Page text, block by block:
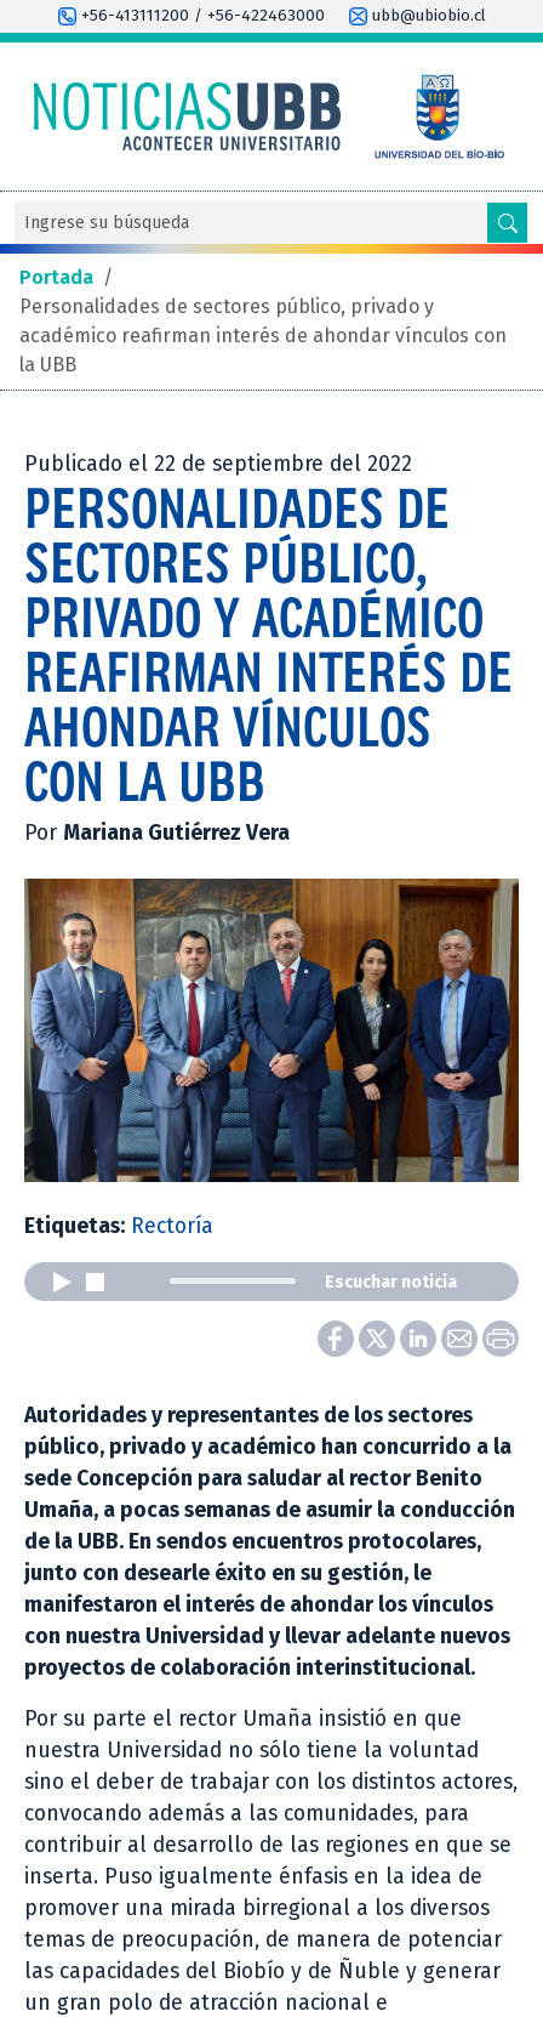
+56-413111200 / +56-422463000 ubb@ubiobio.cl
Portada /
Personalidades de sectores público, privado y
académico reafirman interés de ahondar vínculos con
la UBB
Publicado el 22 de septiembre del 2022
PERSONALIDADES DE
SECTORES PÚBLICO,
PRIVADO Y ACADÉMICO
REAFIRMAN INTERÉS DE
AHONDAR VÍNCULOS
CON LA UBB
Por Mariana Gutiérrez Vera
Etiquetas: Rectoría
Escuchar noticia
Autoridades y representantes de los sectores
público, privado y académico han concurrido a la
sede Concepción para saludar al rector Benito
Umaña, a pocas semanas de asumir la conducción
de la UBB. En sendos encuentros protocolares,
junto con desearle éxito en su gestión, le
manifestaron el interés de ahondar los vínculos
con nuestra Universidad y llevar adelante nuevos
proyectos de colaboración interinstitucional.
Por su parte el rector Umaña insistió en que
nuestra Universidad no sólo tiene la voluntad
sino el deber de trabajar con los distintos actores,
convocando además a las comunidades, para
contribuir al desarrollo de las regiones en que se
inserta. Puso igualmente énfasis en la idea de
promover una mirada birregional a los diversos
temas de preocupación, de manera de potenciar
las capacidades del Biobío y de Ñuble y generar
un gran polo de atracción nacional e